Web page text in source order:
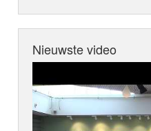
Nieuwste video